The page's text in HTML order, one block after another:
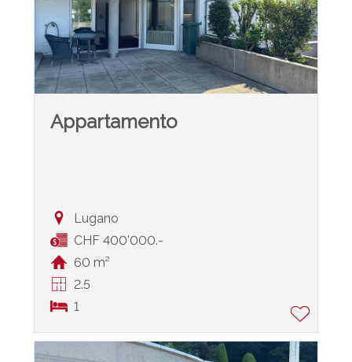
Appartamento
Lugano
CHF 400'000.-
60 m²
2.5
1